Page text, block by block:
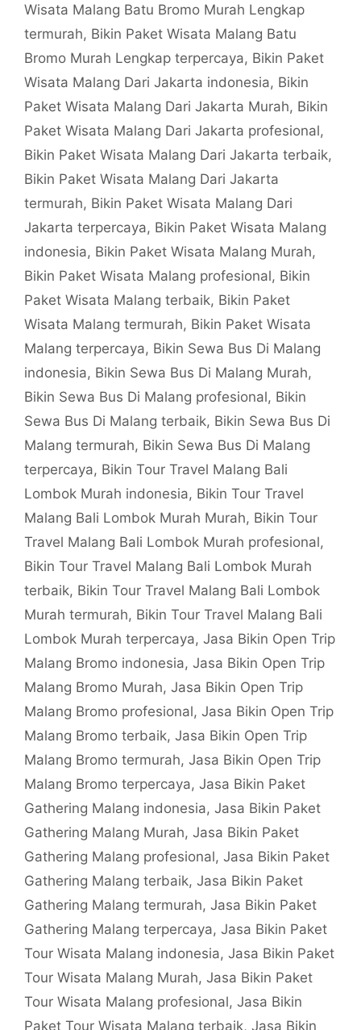
Wisata Malang Batu Bromo Murah Lengkap
termurah, Bikin Paket Wisata Malang Batu
Bromo Murah Lengkap terpercaya, Bikin Paket
Wisata Malang Dari Jakarta indonesia, Bikin
Paket Wisata Malang Dari Jakarta Murah, Bikin
Paket Wisata Malang Dari Jakarta profesional,
Bikin Paket Wisata Malang Dari Jakarta terbaik,
Bikin Paket Wisata Malang Dari Jakarta
termurah, Bikin Paket Wisata Malang Dari
Jakarta terpercaya, Bikin Paket Wisata Malang
indonesia, Bikin Paket Wisata Malang Murah,
Bikin Paket Wisata Malang profesional, Bikin
Paket Wisata Malang terbaik, Bikin Paket
Wisata Malang termurah, Bikin Paket Wisata
Malang terpercaya, Bikin Sewa Bus Di Malang
indonesia, Bikin Sewa Bus Di Malang Murah,
Bikin Sewa Bus Di Malang profesional, Bikin
Sewa Bus Di Malang terbaik, Bikin Sewa Bus Di
Malang termurah, Bikin Sewa Bus Di Malang
terpercaya, Bikin Tour Travel Malang Bali
Lombok Murah indonesia, Bikin Tour Travel
Malang Bali Lombok Murah Murah, Bikin Tour
Travel Malang Bali Lombok Murah profesional,
Bikin Tour Travel Malang Bali Lombok Murah
terbaik, Bikin Tour Travel Malang Bali Lombok
Murah termurah, Bikin Tour Travel Malang Bali
Lombok Murah terpercaya, Jasa Bikin Open Trip
Malang Bromo indonesia, Jasa Bikin Open Trip
Malang Bromo Murah, Jasa Bikin Open Trip
Malang Bromo profesional, Jasa Bikin Open Trip
Malang Bromo terbaik, Jasa Bikin Open Trip
Malang Bromo termurah, Jasa Bikin Open Trip
Malang Bromo terpercaya, Jasa Bikin Paket
Gathering Malang indonesia, Jasa Bikin Paket
Gathering Malang Murah, Jasa Bikin Paket
Gathering Malang profesional, Jasa Bikin Paket
Gathering Malang terbaik, Jasa Bikin Paket
Gathering Malang termurah, Jasa Bikin Paket
Gathering Malang terpercaya, Jasa Bikin Paket
Tour Wisata Malang indonesia, Jasa Bikin Paket
Tour Wisata Malang Murah, Jasa Bikin Paket
Tour Wisata Malang profesional, Jasa Bikin
Paket Tour Wisata Malang terbaik, Jasa Bikin